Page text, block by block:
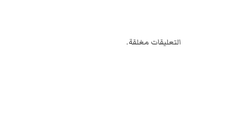
التعليقات مغلقة.